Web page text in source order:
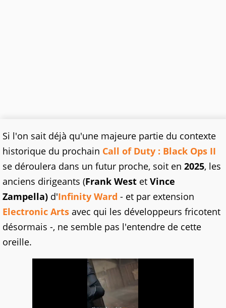
Si l'on sait déjà qu'une majeure partie du contexte
historique du prochain Call of Duty : Black Ops II
se déroulera dans un futur proche, soit en 2025, les
anciens dirigeants (Frank West et Vince
Zampella) d'Infinity Ward - et par extension
Electronic Arts avec qui les développeurs fricotent
désormais -, ne semble pas l'entendre de cette
oreille.